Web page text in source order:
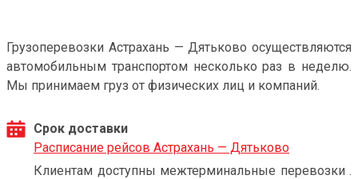
Грузоперевозки Астрахань — Дятьково осуществляются
автомобильным транспортом несколько раз в неделю.
Мы принимаем груз от физических лиц и компаний.
Срок доставки
Расписание рейсов Астрахань — Дятьково
Клиентам доступны межтерминальные перевозки .